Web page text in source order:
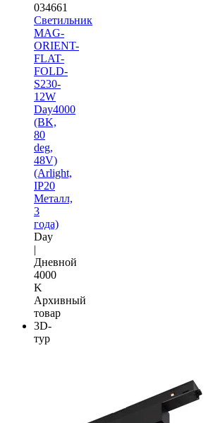
034661
Светильник
MAG-
ORIENT-
FLAT-
FOLD-
S230-
12W
Day4000
(BK,
80
deg,
48V)
(Arlight,
IP20
Металл,
3
года)
Day
|
Дневной
4000
K
Архивный
товар
3D-
тур